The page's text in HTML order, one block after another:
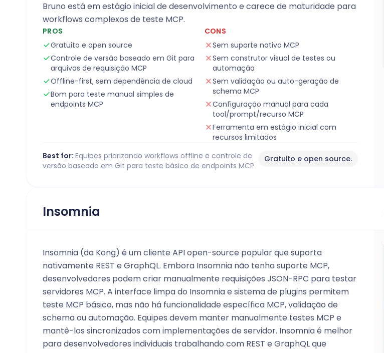
Bruno está em estágio inicial de desenvolvimento e carece de maturidade para
workflows complexos de teste MCP.
PROS
Gratuito e open source
Controle de versão baseado em Git para
arquivos de requisição MCP
Offline-first, sem dependência de cloud
Bom para teste manual simples de
endpoints MCP
CONS
Sem suporte nativo MCP
Sem construtor visual de testes ou
automação
Sem validação ou auto-geração de
schema MCP
Configuração manual para cada
tool/prompt/recurso MCP
Ferramenta em estágio inicial com
recursos limitados
Best for: Equipes priorizando workflows offline e controle de
versão baseado em Git para teste básico de endpoints MCP
Gratuito e open source.
Insomnia
Insomnia (da Kong) é um cliente API open-source popular que suporta
nativamente REST e GraphQL. Embora Insomnia não tenha suporte MCP,
desenvolvedores podem criar manualmente requisições JSON-RPC para testar
servidores MCP. A interface limpa do Insomnia e sistema de plugins permitem
teste MCP básico, mas não há funcionalidade específica MCP, validação de
schema ou automação. Equipes devem manter manualmente testes MCP e
mantê-los sincronizados com implementações de servidor. Insomnia é melhor
para desenvolvedores individuais trabalhando com REST e GraphQL que